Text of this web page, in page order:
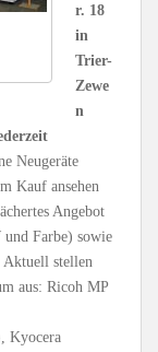
r. 18
in
Trier-
Zewe
n
Neugeräte
Kauf ansehen
Angebot
Farbe) sowie
stellen
aus: Ricoh MP
Kyocera